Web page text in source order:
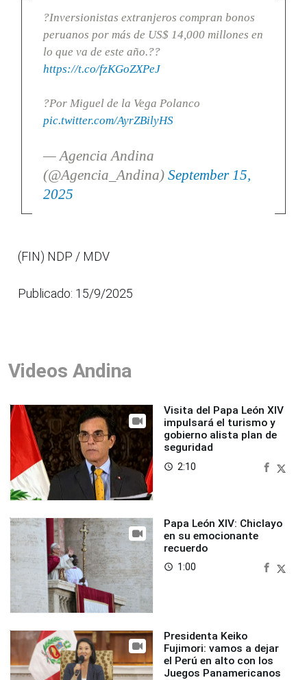
?Inversionistas extranjeros compran bonos
peruanos por más de US$ 14,000 millones en
lo que va de este año.??
https://t.co/fzKGoZXPeJ
?Por Miguel de la Vega Polanco
pic.twitter.com/AyrZBilyHS
— Agencia Andina
(@Agencia_Andina) September 15,
2025
(FIN) NDP / MDV
Publicado: 15/9/2025
Videos Andina
Visita del Papa León XIV
impulsará el turismo y
gobierno alista plan de
seguridad
access_time 2:10
Papa León XIV: Chiclayo
en su emocionante
recuerdo
access_time 1:00
Presidenta Keiko
Fujimori: vamos a dejar
el Perú en alto con los
Juegos Panamericanos